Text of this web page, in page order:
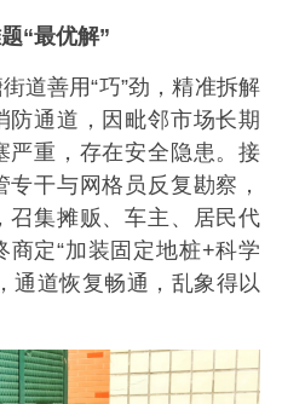
“最优解”
道善用“巧”劲，精准拆解
防通道，因毗邻市场长期
严重，存在安全隐患。接
干与网格员反复勘察，
召集摊贩、车主、居民代
定“加装固定地桩+科学
通道恢复畅通，乱象得以